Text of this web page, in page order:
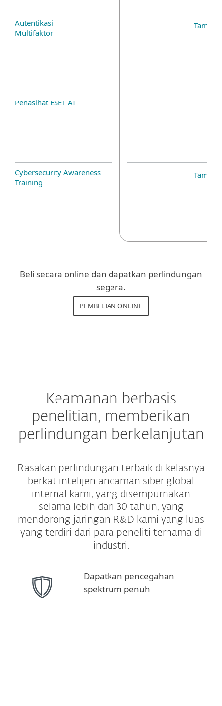
Autentikasi
Multifaktor
Penasihat ESET AI
Cybersecurity Awareness
Training
Beli secara online dan dapatkan perlindungan
segera.
PEMBELIAN ONLINE
Keamanan berbasis
penelitian, memberikan
perlindungan berkelanjutan
Rasakan perlindungan terbaik di kelasnya
berkat intelijen ancaman siber global
internal kami, yang disempurnakan
selama lebih dari 30 tahun, yang
mendorong jaringan R&D kami yang luas
yang terdiri dari para peneliti ternama di
industri.
Dapatkan pencegahan
spektrum penuh